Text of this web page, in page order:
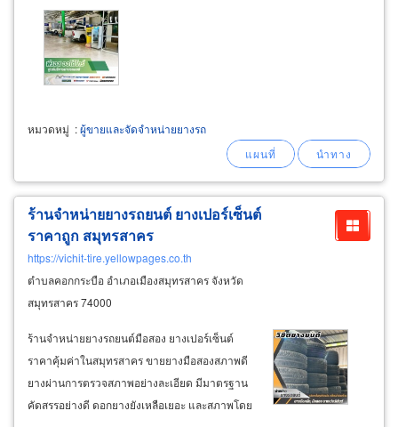
หมวดหมู่ :ผู้ขายและจัดจำหน่ายยางรถ
ร้านจำหน่ายยางรถยนต์ ยางเปอร์เซ็นต์
ราคาถูก สมุทรสาคร
https://vichit-tire.yellowpages.co.th
ตำบลคอกกระบือ อำเภอเมืองสมุทรสาคร จังหวัด
สมุทรสาคร 74000
ร้านจำหน่ายยางรถยนต์มือสอง ยางเปอร์เซ็นต์
ราคาคุ้มค่าในสมุทรสาคร ขายยางมือสองสภาพดี
ยางผ่านการตรวจสภาพอย่างละเอียด มีมาตรฐาน
คัดสรรอย่างดี ดอกยางยังเหลือเยอะ และสภาพโดย